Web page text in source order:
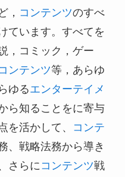
， コンテンツのすべ
ています。すべてを
，コミック，ゲー
ンテンツ等，あらゆ
ゆるエンターテイメ
ら知ることをに寄与
を活かして、
コンテ
、戦略法務から導き
さらに コンテンツ戦